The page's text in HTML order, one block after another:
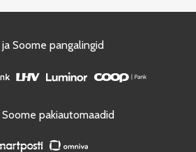
ja Soome pangalingid
Soome pakiautomaadid